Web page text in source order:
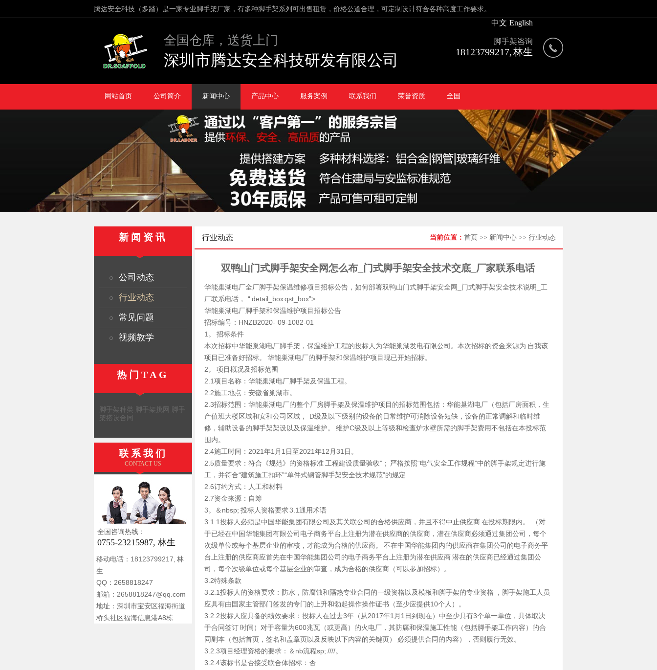
腾达安全科技（多踏）是一家专业脚手架厂家，有多种脚手架系列可出售租赁，价格公道合理，可定制设计符合各种高度工作要求。
全国仓库，送货上门
深圳市腾达安全科技研发有限公司
中文 English
脚手架咨询
18123799217, 林生
网站首页 公司简介 新闻中心 产品中心 服务案例 联系我们 荣誉资质 全国
新闻资讯
公司动态
行业动态
常见问题
视频教学
热门TAG
脚手架种类 脚手架挑网
脚手
架搭设合同
联系我们
CONTACT US
全国咨询热线：
0755-23215987, 林生
移动电话：18123799217, 林
生
QQ：2658818247
邮箱：2658818247@qq.com
地址：深圳市宝安区福海街道
桥头社区福海信息港A8栋
行业动态 当前位置： 首页 >> 新闻中心 >> 行业动态
双鸭山门式脚手架安全网怎么布_门式脚手架安全技术交底_厂家联系电话
华能巢湖电厂全厂脚手架保温维修项目招标公告，如何部署双鸭山门式脚手架安全网_ 门式脚手架安全技术说明_工
厂联系电话， “ detail_box qst_box”>
华能巢湖电厂脚手架和保温维护项目招标公告
招标编号：HNZB2020- 09-1082-01
1。 招标条件
本次招标中华能巢湖电厂脚手架，保温维护工程的投标人为华能巢湖发电有限公司。本次招标的资金来源为 自我该
项目已准备好招标。 华能巢湖电厂的脚手架和保温维护项目现已开始招标。
2。 项目概况及招标范围
2.1项目名称：华能巢湖电厂脚手架及保温工程。
2.2施工地点：安徽省巢湖市。
2.3招标范围：华能巢湖电厂的整个厂房脚手架及保温维护项目的招标范围包括：华能巢湖电厂（包括厂房面积，生
产值班大楼区域和安和公司区域， D级及以下级别的设备的日常维护可消除设备短缺，设备的正常调解和临时维
修，辅助设备的脚手架架设以及保温维护。 维护C级及以上等级和检查炉水壁所需的脚手架费用不包括在本投标范
围内。
2.4施工时间：2021年1月1日至2021年12月31日。
2.5质量要求：符合《规范》的资格标准 工程建设质量验收”； 严格按照“电气安全工作规程”中的脚手架规定进行施
工，并符合“建筑施工扣环”“单件式钢管脚手架安全技术规范”的规定
2.6订约方式：人工和材料
2.7资金来源：自筹
3。＆nbsp; 投标人资格要求 3.1通用术语
3.1.1投标人必须是中国华能集团有限公司及其关联公司的合格供应商，并且不得中止供应商 在投标期限内。 （对
于已经在中国华能集团有限公司电子商务平台上注册为潜在供应商的供应商，潜在供应商必须通过集团公司，每个
次级单位或每个基层企业的审核，才能成为合格的供应商。 不在中国华能集团内的供应商在集团公司的电子商务平
台上注册的供应商应首先在中国华能集团公司的电子商务平台上注册为潜在供应商 潜在的供应商已经通过集团公
司，每个次级单位或每个基层企业的审查，成为合格的供应商（可以参加招标）。
3.2特殊条款
3.2.1投标人的资格要求：防水，防腐蚀和隔热专业合同的一级资格以及模板和脚手架的专业资格 ，脚手架施工人员
应具有由国家主管部门签发的专门的上升和勃起操作操作证书（至少应提供10个人）。
3.2.2投标人应具备的绩效要求：投标人在过去3年（从2017年1月1日到现在）中至少具有3个单一单位，具体取决
于合同签订 时间）对于容量为600兆瓦（或更高）的火电厂，其防腐和保温施工性能（包括脚手架工作内容）的合
同副本（包括首页，签名和盖章页以及反映以下内容的关键页） 必须提供合同的内容），否则履行无效。
3.2.3项目经理资格的要求：＆nb流程sp; ////。
3.2.4该标书是否接受联合体招标：否